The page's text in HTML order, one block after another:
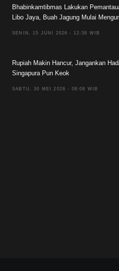
Bhabinkamtibmas Lakukan
Libo Jaya, Buah Jagung Mulai
SENIN, 15 JUNI 2026 - 12:38 WIB
Rupiah Makin Hancur, Jangankan
Singapura Pun Keok
SABTU, 30 MEI 2026 - 08:08 WIB